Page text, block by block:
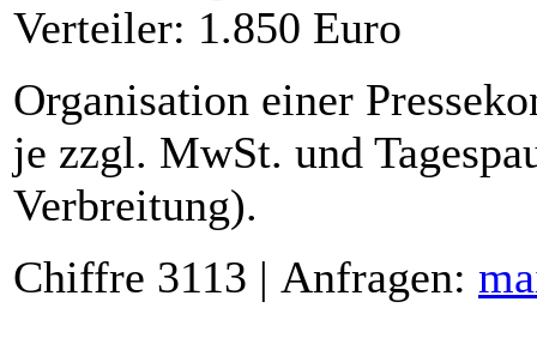
Verteiler: 1.850 Euro
Organisation einer
je zzgl. MwSt. und
Verbreitung).
Chiffre 3113 | Anfragen: